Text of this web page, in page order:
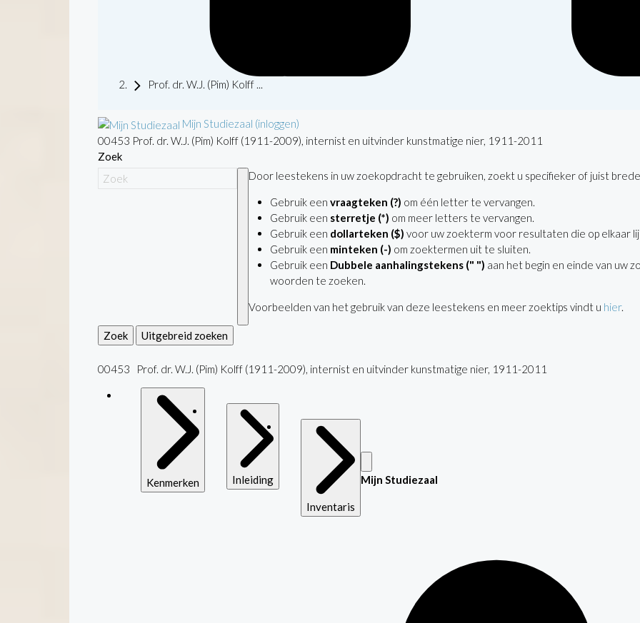
Prof. dr. W.J. (Pim) Kolff ...
Mijn Studiezaal (inloggen)
00453 Prof. dr. W.J. (Pim) Kolff (1911-2009), internist en uitvinder kunstmatige nier, 1911-2011
Zoek
Door leestekens in uw zoekopdracht te gebruiken, zoekt u specifieker of juist
Gebruik een vraagteken (?) om één letter te vervangen.
Gebruik een sterretje (*) om meer letters te vervangen.
Gebruik een dollarteken ($) voor uw zoekterm voor resultaten die op elkaar
Gebruik een minteken (-) om zoektermen uit te sluiten.
Gebruik een Dubbele aanhalingstekens (" ") aan het begin en einde van uw
woorden te zoeken.
Voorbeelden van het gebruik van deze leestekens en meer zoektips vindt u hier.
Zoek Uitgebreid zoeken
00453 Prof. dr. W.J. (Pim) Kolff (1911-2009), internist en uitvinder kunstmatige nier, 1911-2011
Kenmerken Inleiding
Inventaris
Mijn Studiezaal